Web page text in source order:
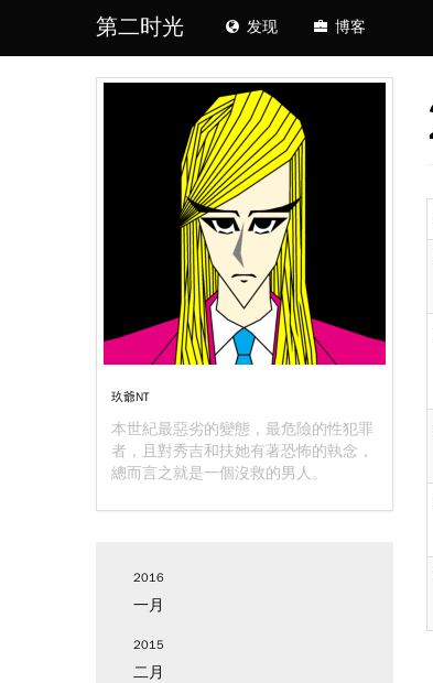
第二时光 发现 博客
玖爺NT
本世紀最惡劣的變態，最危險的性犯罪
者，且對秀吉和扶她有著恐怖的執念，
總而言之就是一個沒救的男人。
2016
一月
2015
二月